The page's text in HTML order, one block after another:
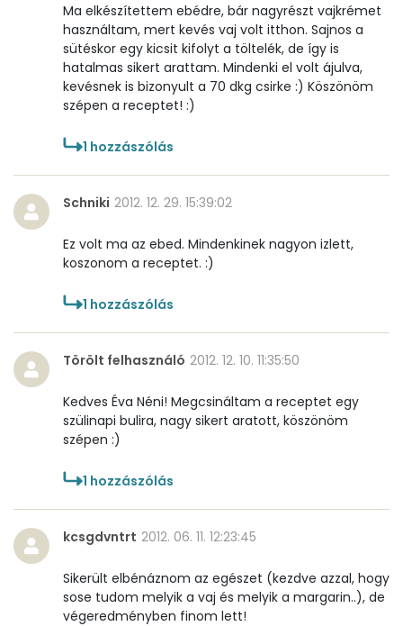
Ma elkészítettem ebédre, bár nagyrészt vajkrémet
használtam, mert kevés vaj volt itthon. Sajnos a
sütéskor egy kicsit kifolyt a töltelék, de így is
hatalmas sikert arattam. Mindenki el volt ájulva,
kevésnek is bizonyult a 70 dkg csirke :) Köszönöm
szépen a receptet! :)
1 hozzászólás
Schniki 2012. 12. 29. 15:39:02
Ez volt ma az ebed. Mindenkinek nagyon izlett,
koszonom a receptet. :)
1 hozzászólás
Törölt felhasználó 2012. 12. 10. 11:35:50
Kedves Éva Néni! Megcsináltam a receptet egy
szülinapi bulira, nagy sikert aratott, köszönöm
szépen :)
1 hozzászólás
kcsgdvntrt 2012. 06. 11. 12:23:45
Sikerült elbénáznom az egészet (kezdve azzal, hogy
sose tudom melyik a vaj és melyik a margarin..), de
végeredményben finom lett!